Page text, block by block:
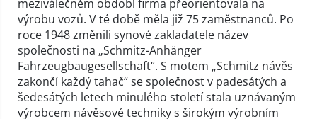
meziválečném období firma přeorientovala na
výrobu vozů. V té době měla již 75 zaměstnanců. Po
roce 1948 změnili synové zakladatele název
společnosti na „Schmitz-Anhänger
Fahrzeugbaugesellschaft“. S motem „Schmitz návěs
zakončí každý tahač“ se společnost v padesátých a
šedesátých letech minulého století stala uznávaným
výrobcem návěsové techniky s širokým výrobním